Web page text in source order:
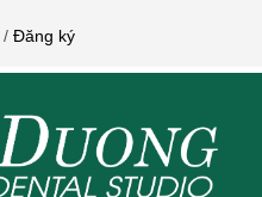
/ Đăng ký